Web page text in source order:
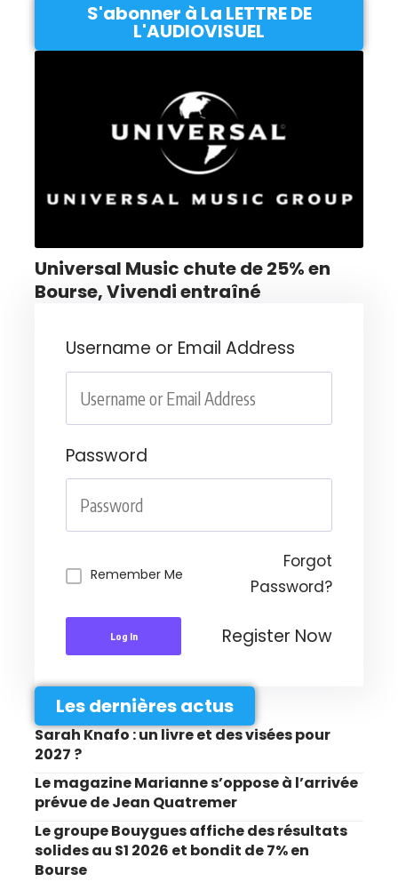
S'abonner à La LETTRE DE
L'AUDIOVISUEL
Universal Music chute de 25% en
Bourse, Vivendi entraîné
Username or Email Address
Password
Remember Me
Forgot
Password?
Log In Register Now
Les dernières actus
Sarah Knafo : un livre et des visées pour
2027 ?
Le magazine Marianne s’oppose à l’arrivée
prévue de Jean Quatremer
Le groupe Bouygues affiche des résultats
solides au S1 2026 et bondit de 7% en
Bourse